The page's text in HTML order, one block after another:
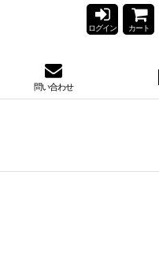
ログイン カート
問い合わせ